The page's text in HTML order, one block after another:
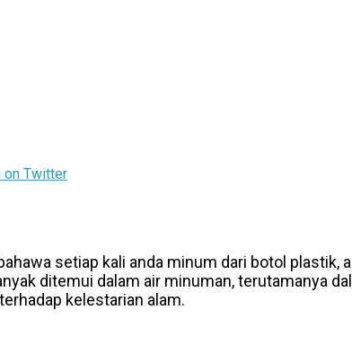
on Twitter
setiap kali anda minum dari botol
ditemui dalam air minuman, terutamanya
kelestarian alam.